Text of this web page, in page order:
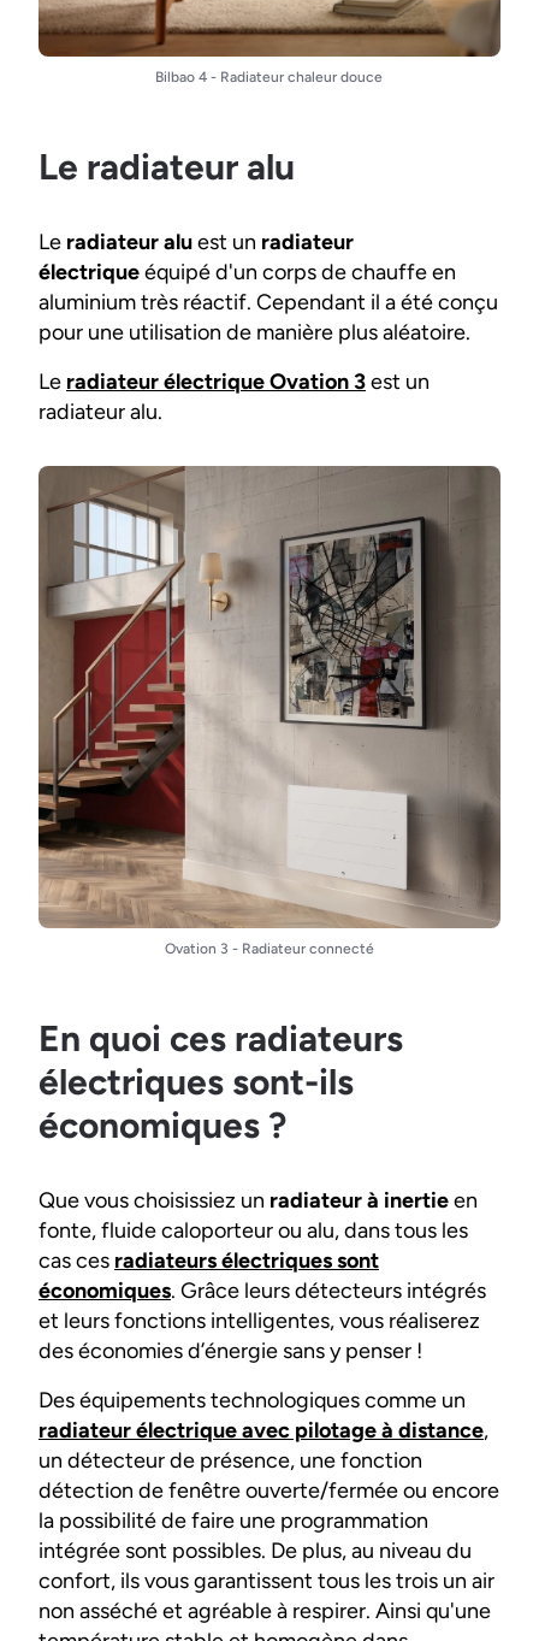
Bilbao 4 - Radiateur chaleur douce
Le radiateur alu
Le radiateur aluest un radiateur
électriqueéquipé d'un corps de chauffe en
aluminium très réactif. Cependant il a été conçu
pour une utilisation de manière plus aléatoire.
Le radiateur électrique Ovation 3est un
radiateur alu.
Ovation 3 - Radiateur connecté
En quoi ces radiateurs
électriques sont-ils
économiques ?
Que vous choisissiez un radiateur à inertieen
fonte, fluide caloporteur ou alu, dans tous les
cas ces radiateurs électriques sont
économiques. Grâce leurs détecteurs intégrés
et leurs fonctions intelligentes, vous réaliserez
des économies d’énergie sans y penser !
Des équipements technologiques comme un
radiateur électrique avec pilotage à distance,
un détecteur de présence, une fonction
détection de fenêtre ouverte/fermée ou encore
la possibilité de faire une programmation
intégrée sont possibles. De plus, au niveau du
confort, ils vous garantissent tous les trois un air
non asséché et agréable à respirer. Ainsi qu'une